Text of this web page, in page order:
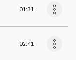
01:31
02:41